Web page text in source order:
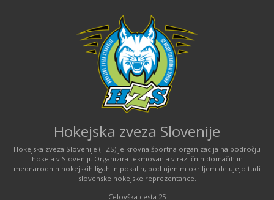
Hokejska zveza Slovenije
Hokejska zveza Slovenije (HZS) je krovna športna organizacija na področju
hokeja v Sloveniji. Organizira tekmovanja v različnih domačih in
mednarodnih hokejskih ligah in pokalih; pod njenim okriljem delujejo tudi
slovenske hokejske reprezentance.
Celovška cesta 25